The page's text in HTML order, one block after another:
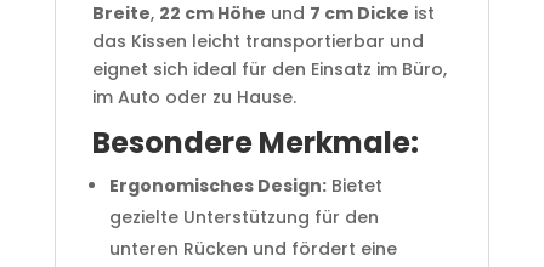
Breite, 22 cm Höhe und 7 cm Dicke ist
das Kissen leicht transportierbar und
eignet sich ideal für den Einsatz im Büro,
im Auto oder zu Hause.
Besondere Merkmale:
Ergonomisches Design:Bietet
gezielte Unterstützung für den
unteren Rücken und fördert eine